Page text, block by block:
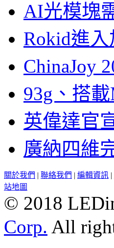
AI光模塊
Rokid進
ChinaJoy
93g、搭
英偉達官
廣納四維
關於我們 | 聯絡我們 | 編輯資訊 |
站地圖
© 2018
Corp. All